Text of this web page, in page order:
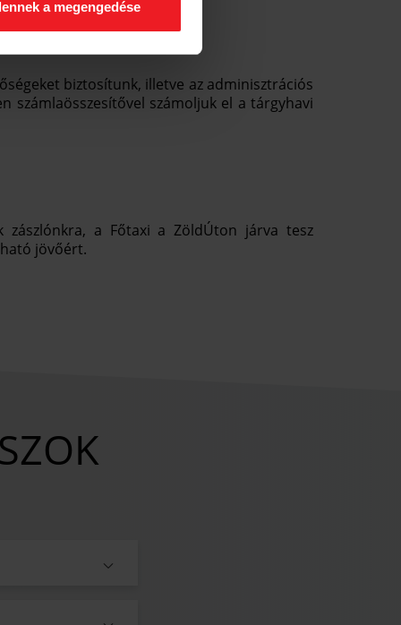
a megengedése
biztosítunk, illetve az adminisztrációs
számoljuk el a tárgyhavi
zászlónkra, a Főtaxi a ZöldÚton járva tesz
jövőért.